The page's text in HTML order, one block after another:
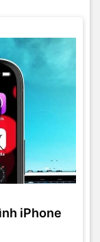
iPhone